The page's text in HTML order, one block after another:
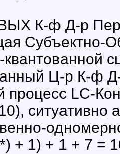
К-ф Д-р
Субъектно-
Ц-р К-
LC-
ситуативно
+ 1) + 1 + 7 =